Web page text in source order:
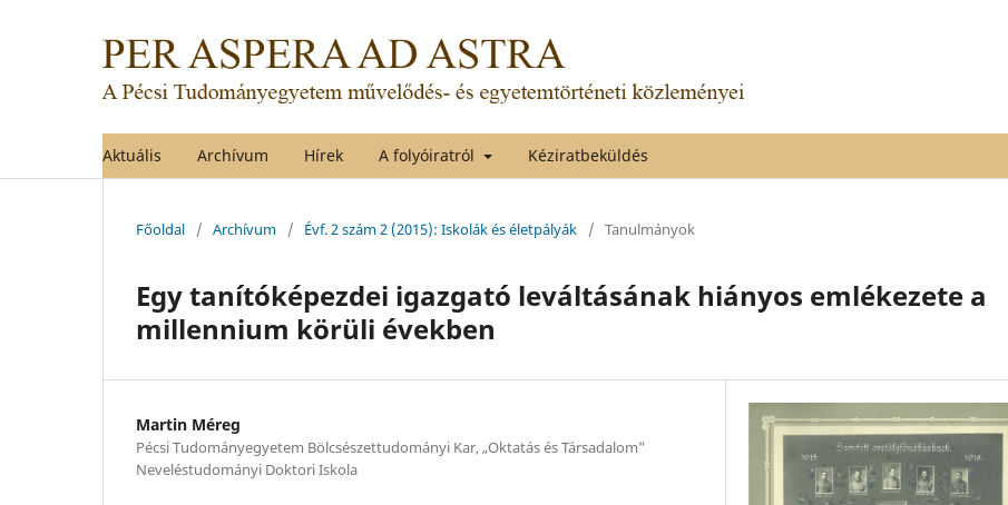
Aktuális Archívum Hírek A folyóiratról Kéziratbeküldés
Főoldal / Archívum / Évf. 2 szám 2 (2015): Iskolák és életpályák / Tanulmányok
Egy tanítóképezdei igazgató leváltásának hiányos emlékezete a
millennium körüli években
Martin Méreg
Pécsi Tudományegyetem Bölcsészettudományi Kar, „Oktatás és Társadalom”
Neveléstudományi Doktori Iskola